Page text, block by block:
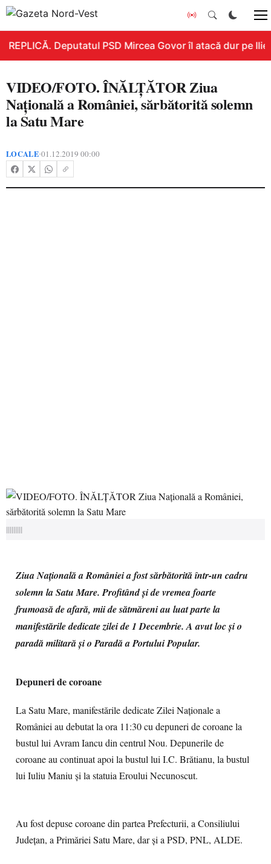
REPLICĂ. Deputatul PSD Mircea Govor îl atacă dur pe
VIDEO/FOTO. ÎNĂLȚĂTOR Ziua
Națională a României, sărbătorită solemn
la Satu Mare
LOCALE•01.12.2019 00:00
|||||||||
Ziua Națională a României a fost sărbătorită într-un cadru
solemn la Satu Mare. Profitând și de vremea foarte
frumoasă de afară, mii de sătmăreni au luat parte la
manifestările dedicate zilei de 1 Decembrie. A avut loc și o
paradă militară și o Paradă a Portului Popular.
Depuneri de coroane
La Satu Mare, manifestările dedicate Zilei Naționale a
României au debutat la ora 11:30 cu depuneri de coroane la
bustul lui Avram Iancu din centrul Nou. Depunerile de
coroane au continuat apoi la bustul lui I.C. Brătianu, la bustul
lui Iuliu Maniu și la statuia Eroului Necunoscut.
Au fost depuse coroane din partea Prefecturii, a Consiliului
Județan, a Primăriei Satu Mare, dar și a PSD, PNL, ALDE.